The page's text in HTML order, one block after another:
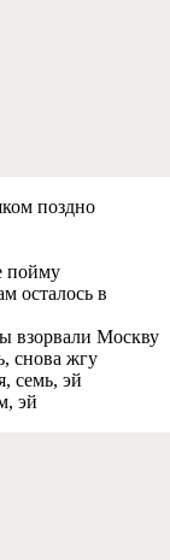
поздно
пойму
осталось в
взорвали Москву
снова жгу
сeмь, эй
эй